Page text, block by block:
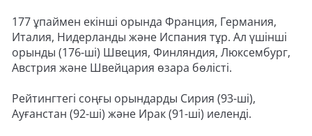
177 ұпаймен екінші орында Франция, Германия,
Италия, Нидерланды және Испания тұр. Ал үшінші
орынды (176-ші) Швеция, Финляндия, Люксембург,
Австрия және Швейцария өзара бөлісті.
Рейтингтегі соңғы орындарды Сирия (93-ші),
Ауғанстан (92-ші) және Ирак (91-ші) иеленді.